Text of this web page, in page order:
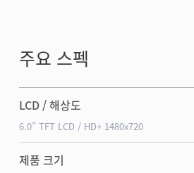
주요 스펙
LCD / 해상도
6.0” TFT LCD / HD+ 1480x720
제품 크기